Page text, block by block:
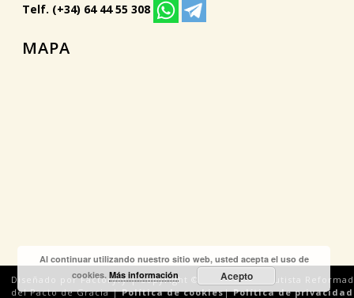
Telf. (+34) 64 44 55 308
MAPA
Diseñado por Factoryfy | Copyright © 2018 Iglesia Bautista
del Pacto de Gracia |Política de cookies|Política de privacidad
Al continuar utilizando nuestro sitio web, usted acepta el uso de
cookies.Más información Acepto